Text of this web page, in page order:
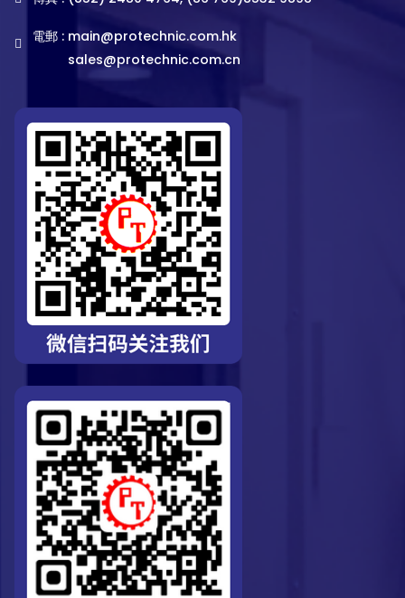
電郵 : main@protechnic.com.hk
sales@protechnic.com.cn